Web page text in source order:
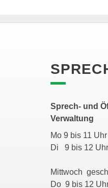
Sprech- und
Verwaltung
Mo 9 bis 11
Di 9 bis 12
Mittwoch
Do 9 bis 12